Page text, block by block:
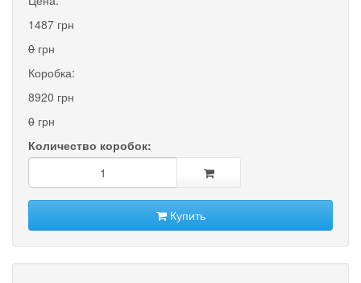
1487 грн
0 грн
Коробка:
8920 грн
0 грн
Количество коробок:
Купить